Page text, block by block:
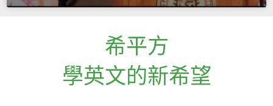
希平方
學英文的新希望